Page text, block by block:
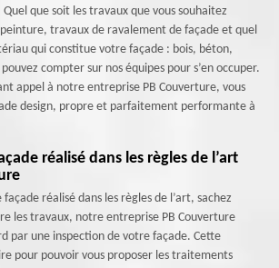
que soit les travaux que vous souhaitez
travaux de ravalement de façade et quel
qui constitue votre façade : bois, béton,
compter sur nos équipes pour s’en occuper.
appel à notre entreprise PB Couverture, vous
design, propre et parfaitement performante à
réalisé dans les règles de l’art
réalisé dans les règles de l’art, sachez
les travaux, notre entreprise PB Couverture
par une inspection de votre façade. Cette
pour pouvoir vous proposer les traitements